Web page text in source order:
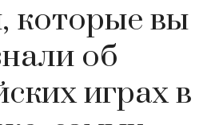
которые вы
об
играх в